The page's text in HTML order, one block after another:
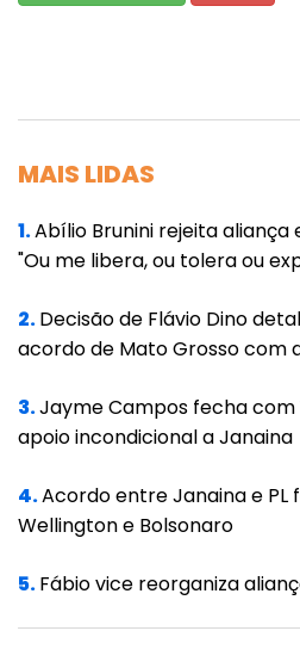
homicídio são
reportagem no jornal
abandonada em uma
moradores, mostra o
menos quatro
português do Brasil,
vítima, carregando
Nos grupos da
versões sobre o caso.
MAIS LIDAS
1.Abílio Brunini rejeita aliança
"Ou me libera, ou tolera ou
2.Decisão de Flávio Dino
acordo de Mato Grosso com
3.Jayme Campos fecha
apoio incondicional a Janaina
4.Acordo entre Janaina e
Wellington e Bolsonaro
5.Fábio vice reorganiza